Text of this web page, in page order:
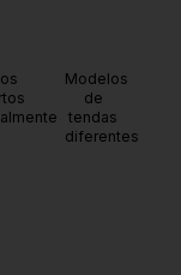
+20
Modelos
de
tendas
diferentes